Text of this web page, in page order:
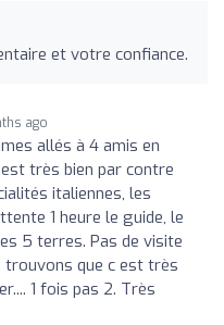
et votre confiance.
ago
allés à 4 amis en
très bien par contre
italiennes, les
1 heure le guide, le
5 terres. Pas de visite
trouvons que c est très
1 fois pas 2. Très